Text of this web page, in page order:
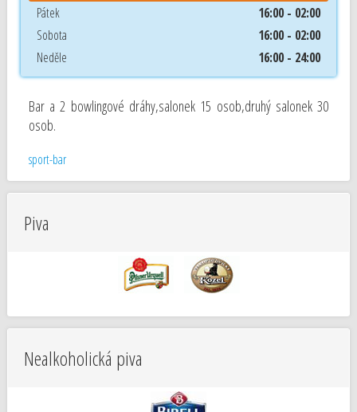
Pátek
16:00 - 02:00
Sobota
16:00 - 02:00
Neděle
16:00 - 24:00
Bar a 2 bowlingové dráhy,salonek 15 osob,druhý salonek 30
osob.
sport-bar
Piva
Nealkoholická piva